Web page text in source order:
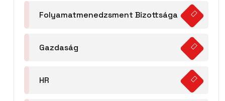
Folyamatmenedzsment Bizottsága
Gazdaság
HR